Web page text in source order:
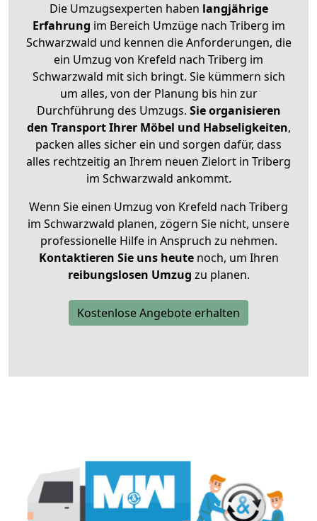
Die Umzugsexperten haben langjährige
Erfahrung im Bereich Umzüge nach Triberg im
Schwarzwald und kennen die Anforderungen, die
ein Umzug von Krefeld nach Triberg im
Schwarzwald mit sich bringt. Sie kümmern sich
um alles, von der Planung bis hin zur
Durchführung des Umzugs. Sie organisieren
den Transport Ihrer Möbel und Habseligkeiten,
packen alles sicher ein und sorgen dafür, dass
alles rechtzeitig an Ihrem neuen Zielort in Triberg
im Schwarzwald ankommt.
Wenn Sie einen Umzug von Krefeld nach Triberg
im Schwarzwald planen, zögern Sie nicht, unsere
professionelle Hilfe in Anspruch zu nehmen.
Kontaktieren Sie uns heutenoch, um Ihren
reibungslosen Umzug zu planen.
Kostenlose Angebote erhalten